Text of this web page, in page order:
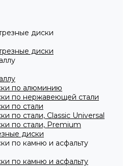
диски
диски
по алюминию
по нержавеющей стали
по стали
по стали, Classic Universal
по стали, Premium
диски
по камню и асфальту
по камню и асфальту